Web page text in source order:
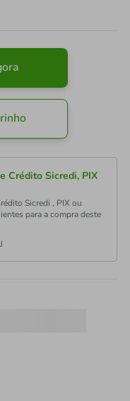
Crédito Sicredi, PIX
Sicredi , PIX ou
para a compra deste